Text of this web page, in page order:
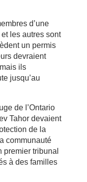
d’une
les autres sont
un permis
devraient
ils
jusqu’au
de l’Ontario
Tahor devaient
de la
communauté
premier tribunal
à des familles